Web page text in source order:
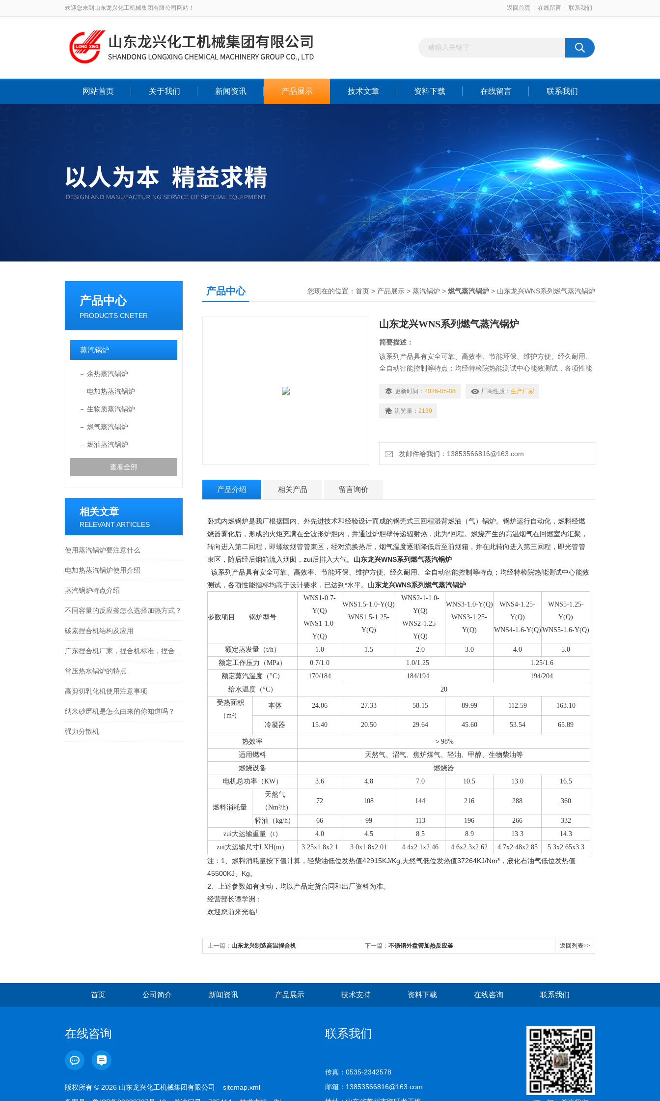
欢迎您来到山东龙兴化工机械集团有限公司网站！ 返回首页 在线留言 联系我们
网站首页 关于我们 新闻资讯 产品展示 技术文章 资料下载 在线留言 联系我们
产品中心
PRODUCTS CNETER
蒸汽锅炉
余热蒸汽锅炉
电加热蒸汽锅炉
生物质蒸汽锅炉
燃气蒸汽锅炉
燃油蒸汽锅炉
查看全部
相关文章
RELEVANT ARTICLES
使用蒸汽锅炉要注意什么
电加热蒸汽锅炉使用介绍
蒸汽锅炉特点介绍
不同容量的反应釜怎么选择加热方式？
碳素捏合机结构及应用
常压热水锅炉的特点
高剪切乳化机使用注意事项
纳米砂磨机是怎么由来的你知道吗？
强力分散机
产品中心 您现在的位置： 首页 > 产品展示 > 蒸汽锅炉 > 燃气蒸汽锅炉 > 山东龙兴WNS系列燃气蒸汽锅炉
山东龙兴WNS系列燃气蒸汽锅炉
简要描述：
该系列产品具有安全可靠、高效率、节能环保、维护方便、经久耐用、
全自动智能控制等特点；均经特检院热能测试中心能效测试，各项性能
更新时间： 2026-05-08 厂商性质： 生产厂家
浏览量： 2139
发邮件给我们：13853566816@163.com
产品介绍 相关产品 留言询价
卧式内燃锅炉是我厂根据国内、外先进技术和经验设计而成的锅壳式三回程湿背燃油（气）锅炉。锅炉运行自动化，燃料经燃
烧器雾化后，形成的火炬充满在全波形炉胆内，并通过炉胆壁传递辐射热，此为*回程。燃烧产生的高温烟气在回燃室内汇聚，
转向进入第二回程，即螺纹烟管管束区，经对流换热后，烟气温度逐渐降低后至前烟箱，并在此转向进入第三回程，即光管管
束区，随后经后烟箱流入烟囱，zui后排入大气。 山东龙兴WNS系列燃气蒸汽锅炉
该系列产品具有安全可靠、高效率、节能环保、维护方便、经久耐用、全自动智能控制等特点；均经特检院热能测试中心能效
测试，各项性能指标均高于设计要求，已达到*水平。 山东龙兴WNS系列燃气蒸汽锅炉
参数项目 锅炉型号
WNS1-0.7-
Y(Q)
WNS1-1.0-
Y(Q)
WNS1.5-1.0-Y(Q)
WNS1.5-1.25-
Y(Q)
WNS2-1-1.0-
Y(Q)
WNS2-1.25-
Y(Q)
WNS3-1.0-Y(Q)
WNS3-1.25-
Y(Q)
WNS4-1.25-
Y(Q)
WNS4-1.6-Y(Q)
WNS5-1.25-
Y(Q)
WNS5-1.6-Y(Q)
额定蒸发量（t/h） 1.0 1.5 2.0 3.0 4.0
5.0
额定工作压力（MPa）
0.7/1.0 1.0/1.25
1.25/1.6
额定蒸汽温度（°C）
170/184 184/194
194/204
给水温度（°C）
20
受热面积
（m²）
本体 24.06 27.33 58.15 89.99 112.59 163.10
冷凝器 15.40 20.50 29.64 45.60 53.54 65.89
热效率
＞98%
适用燃料
天然气、沼气、焦炉煤气、轻油、甲醇、生物柴油等
燃烧设备
燃烧器
电机总功率（KW）
3.6 4.8 7.0 10.5 13.0 16.5
燃料消耗量
天然气
（Nm³/h)
72 108 144 216 288 360
轻油（kg/h） 66 99 113 196 266
332
zui大运输重量（t）
4.0 4.5 8.5 8.9 13.3
14.3
zui大运输尺寸LXH(m）
3.25x1.8x2.1 3.0x1.8x2.01 4.4x2.1x2.46 4.6x2.3x2.62 4.7x2.48x2.85 5.3x2.65x3.3
注： 1 、燃料消耗量按下值计算，轻柴油低位发热值42915KJ/Kg, 天然气低位发热值37264KJ/Nm³，液化石油气低位发热值
45500KJ
Kg。
2、上述参数如有变动，均以产品定货合同和出厂资料为准。
经营部长谭学洲：
欢迎您前来光临!
上一篇： 山东龙兴制造高温捏合机 下一篇： 不锈钢外盘管加热反应釜 返回列表>>
首页 公司简介 新闻资讯 产品展示 技术支持 资料下载 在线咨询 联系我们
在线咨询
版权所有 © 2026 山东龙兴化工机械集团有限公司 sitemap.xml
联系我们
传真：0535-2342578
邮箱：13853566816@163.com